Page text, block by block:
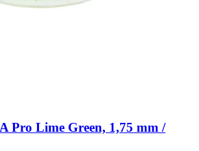
Pro Lime Green, 1,75 mm /